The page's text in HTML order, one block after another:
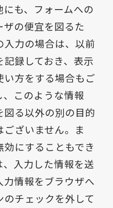
にも、フォームへの
の便宜を図るた
入力の場合は、以前
録しておき、表示
い方をする場合もご
、このような情報
図る以外の別の目的
ざいません。ま
効にすることもでき
、入力した情報を送
情報をブラウザへ
チェックを外して